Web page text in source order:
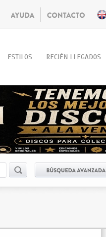
ESTILOS RECIÉN LLEGADOS